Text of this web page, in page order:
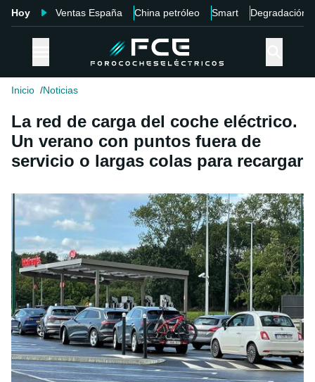
Hoy Ventas España China petróleo Smart Degradación
Inicio Noticias
La red de carga del coche eléctrico.
Un verano con puntos fuera de
servicio o largas colas para recargar